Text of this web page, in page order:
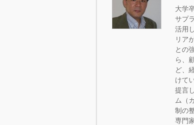
大学
サプ
活用
リア
との
ら、
ど、
けて
提言
ム（
制の
専門